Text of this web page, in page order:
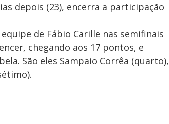
depois (23), encerra a participação
de Fábio Carille nas semifinais
chegando aos 17 pontos, e
São eles Sampaio Corrêa (quarto),